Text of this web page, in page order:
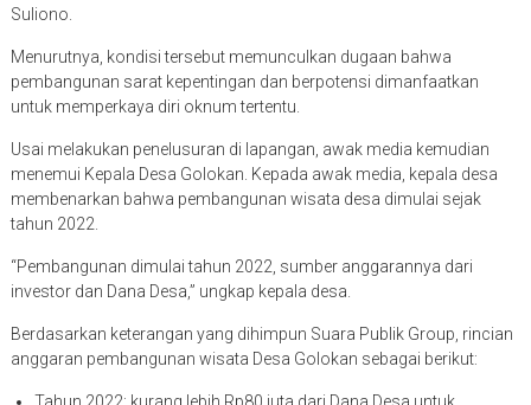
Suliono.
Menurutnya, kondisi tersebut memunculkan dugaan bahwa
pembangunan sarat kepentingan dan berpotensi dimanfaatkan
untuk memperkaya diri oknum tertentu.
Usai melakukan penelusuran di lapangan, awak media kemudian
menemui Kepala Desa Golokan. Kepada awak media, kepala desa
membenarkan bahwa pembangunan wisata desa dimulai sejak
tahun 2022.
“Pembangunan dimulai tahun 2022, sumber anggarannya dari
investor dan Dana Desa,” ungkap kepala desa.
Berdasarkan keterangan yang dihimpun Suara Publik Group, rincian
anggaran pembangunan wisata Desa Golokan sebagai berikut:
Tahun 2022: kurang lebih Rp80 juta dari Dana Desa untuk